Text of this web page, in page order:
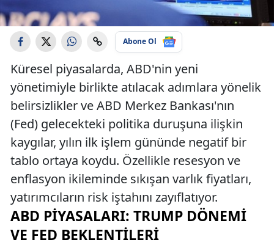
Abone Ol
Küresel piyasalarda, ABD'nin yeni
yönetimiyle birlikte atılacak adımlara yönelik
belirsizlikler ve ABD Merkez Bankası'nın
(Fed) gelecekteki politika duruşuna ilişkin
kaygılar, yılın ilk işlem gününde negatif bir
tablo ortaya koydu. Özellikle resesyon ve
enflasyon ikileminde sıkışan varlık fiyatları,
yatırımcıların risk iştahını zayıflatıyor.
ABD PIYASALARI: TRUMP DÖNEMI
VE FED BEKLENTILERI